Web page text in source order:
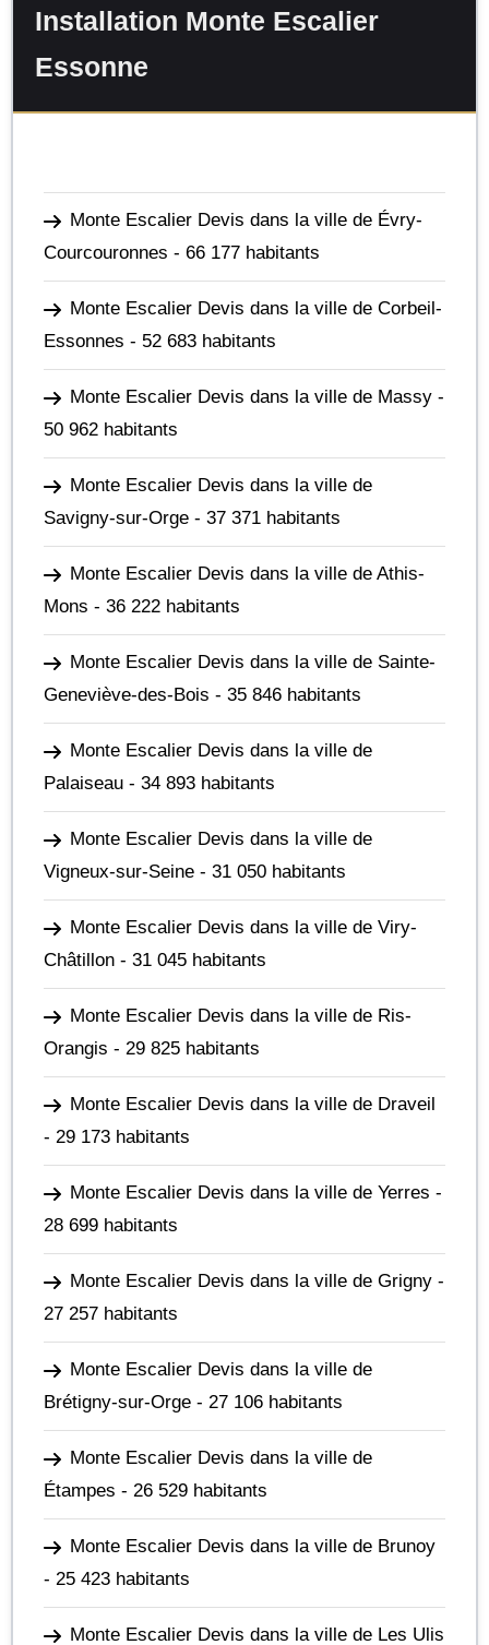
Installation Monte Escalier
Essonne
Monte Escalier Devis dans la ville de Évry-
Courcouronnes - 66 177 habitants
Monte Escalier Devis dans la ville de Corbeil-
Essonnes - 52 683 habitants
Monte Escalier Devis dans la ville de Massy -
50 962 habitants
Monte Escalier Devis dans la ville de
Savigny-sur-Orge - 37 371 habitants
Monte Escalier Devis dans la ville de Athis-
Mons - 36 222 habitants
Monte Escalier Devis dans la ville de Sainte-
Geneviève-des-Bois - 35 846 habitants
Monte Escalier Devis dans la ville de
Palaiseau - 34 893 habitants
Monte Escalier Devis dans la ville de
Vigneux-sur-Seine - 31 050 habitants
Monte Escalier Devis dans la ville de Viry-
Châtillon - 31 045 habitants
Monte Escalier Devis dans la ville de Ris-
Orangis - 29 825 habitants
Monte Escalier Devis dans la ville de Draveil
- 29 173 habitants
Monte Escalier Devis dans la ville de Yerres -
28 699 habitants
Monte Escalier Devis dans la ville de Grigny -
27 257 habitants
Monte Escalier Devis dans la ville de
Brétigny-sur-Orge - 27 106 habitants
Monte Escalier Devis dans la ville de
Étampes - 26 529 habitants
Monte Escalier Devis dans la ville de Brunoy
- 25 423 habitants
Monte Escalier Devis dans la ville de Les Ulis